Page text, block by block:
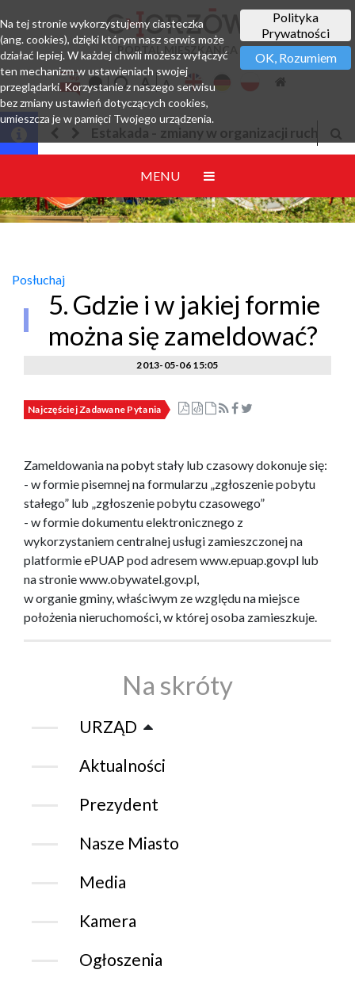
PORTAL MIESZKAŃCA
Estakada - zmiany w organizacji ruchuJesteśmy w EZD
MENU
Posłuchaj
5. Gdzie i w jakiej formie
można się zameldować?
2013-05-06 15:05
Najczęściej Zadawane Pytania
Zameldowania na pobyt stały lub czasowy dokonuje się:
- w formie pisemnej na formularzu „zgłoszenie pobytu
stałego” lub „zgłoszenie pobytu czasowego”
- w formie dokumentu elektronicznego z
wykorzystaniem centralnej usługi zamieszczonej na
platformie ePUAP pod adresem www.epuap.gov.pl lub
na stronie www.obywatel.gov.pl,
w organie gminy, właściwym ze względu na miejsce
położenia nieruchomości, w której osoba zamieszkuje.
Na skróty
URZĄD
Aktualności
Prezydent
Nasze Miasto
Media
Kamera
Ogłoszenia
Polityka
Prywatności
OK, Rozumiem
Na tej stronie wykorzystujemy ciasteczka
(ang. cookies), dzięki którym nasz serwis może
działać lepiej. W każdej chwili możesz wyłączyć
ten mechanizm w ustawieniach swojej
przeglądarki. Korzystanie z naszego serwisu
bez zmiany ustawień dotyczących cookies,
umieszcza je w pamięci Twojego urządzenia.